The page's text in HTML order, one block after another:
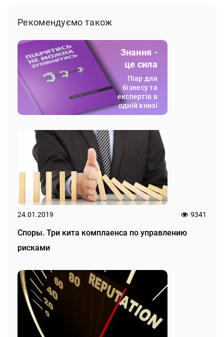
Рекомендуємо також
Знання -
це сила
Піар для
бізнесу та
експертів в
одній книзі
24.01.2019 9341
Споры. Три кита комплаенса по управлению
рисками